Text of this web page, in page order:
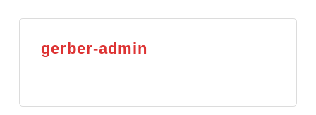
gerber-admin